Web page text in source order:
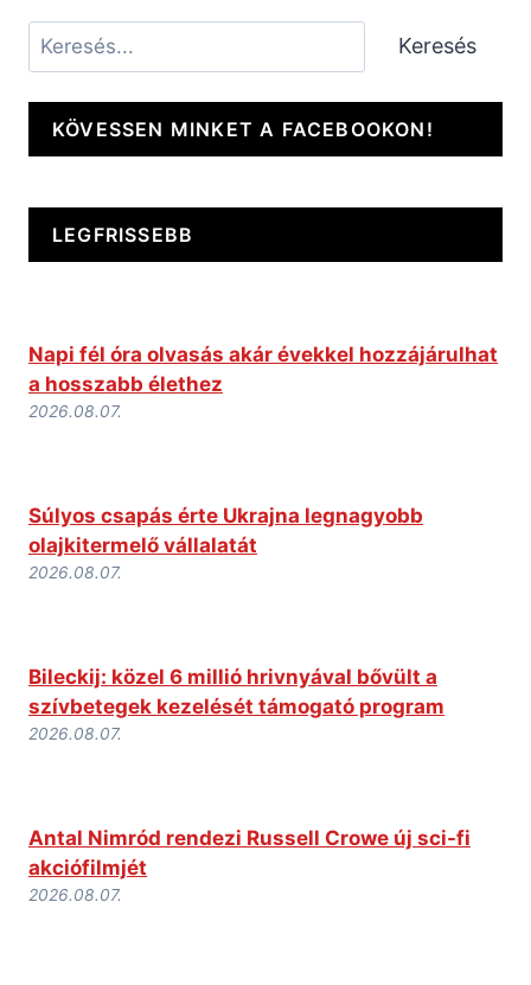
Keresés Keresés
KÖVESSEN MINKET A FACEBOOKON!
LEGFRISSEBB
Napi fél óra olvasás akár évekkel hozzájárulhat
a hosszabb élethez
2026.08.07.
Súlyos csapás érte Ukrajna legnagyobb
olajkitermelő vállalatát
2026.08.07.
Bileckij: közel 6 millió hrivnyával bővült a
szívbetegek kezelését támogató program
2026.08.07.
Antal Nimród rendezi Russell Crowe új sci-fi
akciófilmjét
2026.08.07.